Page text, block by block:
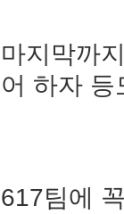
마지막까
어 하자 등
617팀에